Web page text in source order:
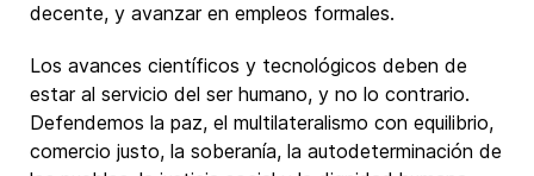
decente, y avanzar en empleos formales.
Los avances científicos y tecnológicos deben de
estar al servicio del ser humano, y no lo contrario.
Defendemos la paz, el multilateralismo con equilibrio,
comercio justo, la soberanía, la autodeterminación de